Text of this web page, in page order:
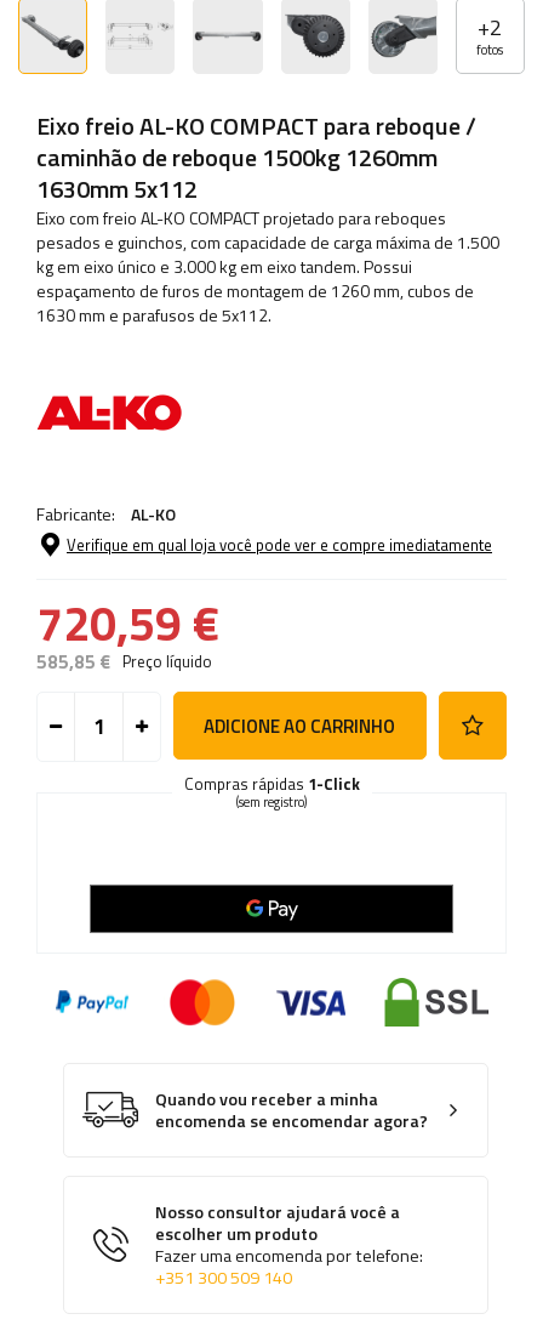
+2
fotos
Eixo freio AL-KO COMPACT para reboque /
caminhão de reboque 1500kg 1260mm
1630mm 5x112
Eixo com freio AL-KO COMPACT projetado para reboques
pesados ​​e guinchos, com capacidade de carga máxima de 1.500
kg em eixo único e 3.000 kg em eixo tandem. Possui
espaçamento de furos de montagem de 1260 mm, cubos de
1630 mm e parafusos de 5x112.
Fabricante: AL-KO
Verifique em qual loja você pode ver e compre imediatamente
720,59 €
585,85 € Preço líquido
ADICIONE AO CARRINHO
Compras rápidas 1-Click
(sem registro)
Quando vou receber a minha
encomenda se encomendar agora?
Nosso consultor ajudará você a
escolher um produto
Fazer uma encomenda por telefone:
+351 300 509 140